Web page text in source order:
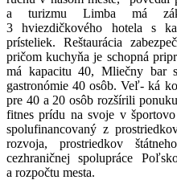
a turizmu Limba má
3 hviezdičkového hotela s
prísteliek. Reštaurácia
pričom kuchyňa je schopná
má kapacitu 40, Mliečny bar
gastronómie 40 osôb. Veľ- ká
pre 40 a 20 osôb rozšírili
fitnes prídu na svoje v
spolufinancovaný z
rozvoja, prostriedkov
cezhraničnej spolupráce
a rozpočtu mesta.